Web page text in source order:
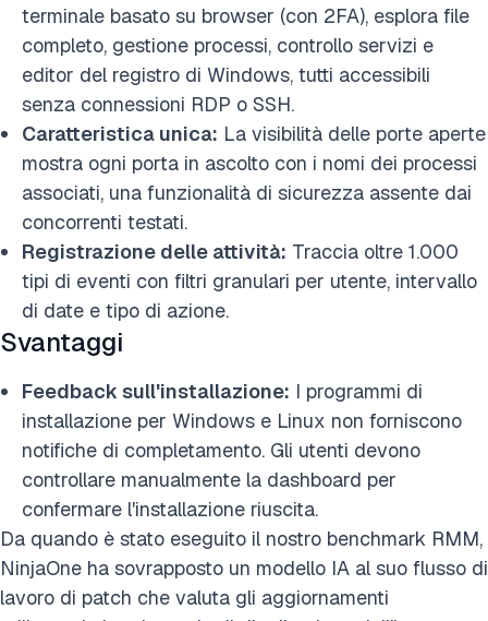
terminale basato su browser (con 2FA), esplora file
completo, gestione processi, controllo servizi e
editor del registro di Windows, tutti accessibili
senza connessioni RDP o SSH.
Caratteristica unica: La visibilità delle porte aperte
mostra ogni porta in ascolto con i nomi dei processi
associati, una funzionalità di sicurezza assente dai
concorrenti testati.
Registrazione delle attività: Traccia oltre 1.000
tipi di eventi con filtri granulari per utente, intervallo
di date e tipo di azione.
Svantaggi
Feedback sull'installazione: I programmi di
installazione per Windows e Linux non forniscono
notifiche di completamento. Gli utenti devono
controllare manualmente la dashboard per
confermare l'installazione riuscita.
Da quando è stato eseguito il nostro benchmark RMM,
NinjaOne ha sovrapposto un modello IA al suo flusso di
lavoro di patch che valuta gli aggiornamenti